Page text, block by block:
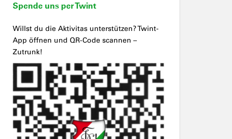
Spende uns per Twint
Willst du die Aktivitas unterstützen? Twint-
App öffnen und QR-Code scannen –
Zutrunk!